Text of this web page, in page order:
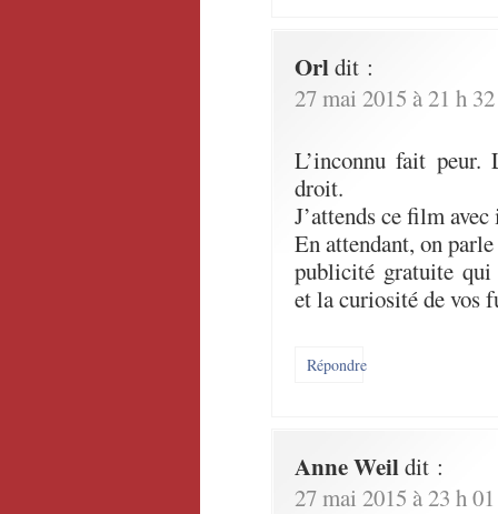
Orldit :
27 mai 2015 à 21 h
L’inconnu fait peur.
droit.
J’attends ce film
En attendant, on
publicité gratuite qui
et la curiosité de vos
Répondre
Anne Weildit :
27 mai 2015 à 23 h